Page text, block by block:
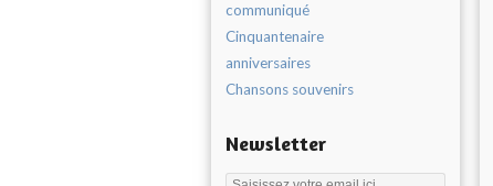
communiqué
Cinquantenaire
anniversaires
Chansons souvenirs
Newsletter